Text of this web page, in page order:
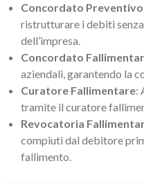
Concordato Preventivo
ristrutturare i debiti
dell’impresa.
Concordato
aziendali, garantendo la
Curatore Fallimentare:
tramite il curatore
Revocatoria
compiuti dal debitore
fallimento.